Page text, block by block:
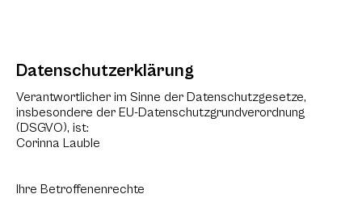
Datenschutzerklärung
Verantwortlicher im Sinne der Datenschutzgesetze,
insbesondere der EU-Datenschutzgrundverordnung
(DSGVO), ist:
Corinna Lauble
Ihre Betroffenenrechte